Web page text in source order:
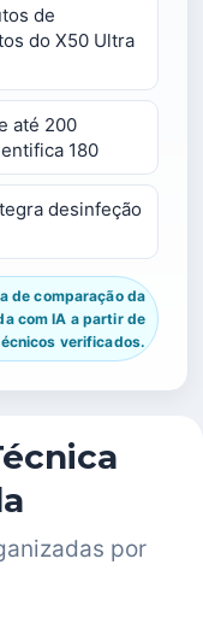
de
do X50 Ultra
até 200
180
desinfeção
de comparação da
com IA a partir de
verificados.
por